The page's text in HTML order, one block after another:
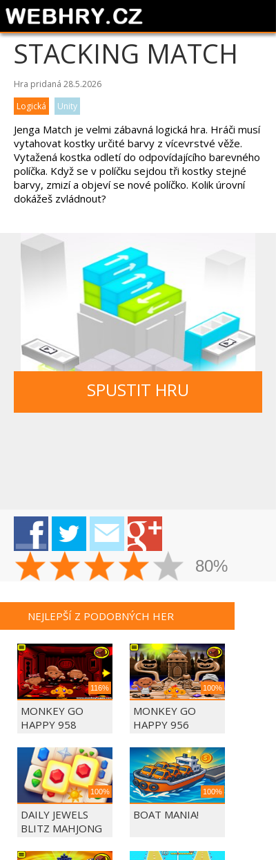
STACKING MATCH
Hra pridaná 28.5.2026
Logická
Unity
Jenga Match je velmi zábavná logická hra. Hráči musí
vytahovat kostky určité barvy z vícevrstvé věže.
Vytažená kostka odletí do odpovídajícího barevného
políčka. Když se v políčku sejdou tři kostky stejné
barvy, zmizí a objeví se nové políčko. Kolik úrovní
dokážeš zvládnout?
SPUSTIT HRU
80%
NEJLEPŠÍ Z PODOBNÝCH HER
116%
MONKEY GO
HAPPY 958
100%
MONKEY GO
HAPPY 956
100%
DAILY JEWELS
BLITZ MAHJONG
100%
BOAT MANIA!